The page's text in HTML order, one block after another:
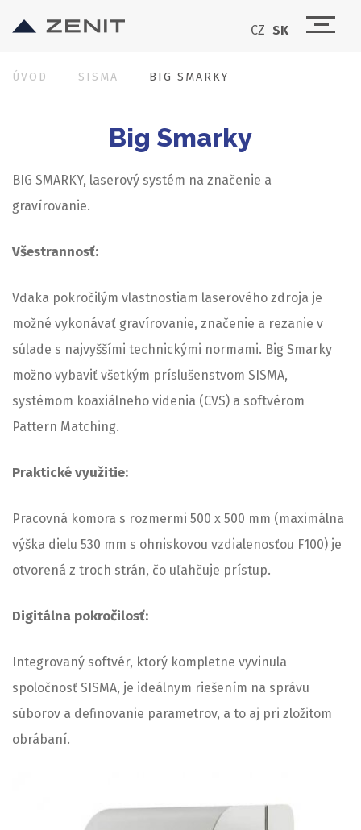
CZ SK
ÚVOD SISMA BIG SMARKY
Big Smarky
BIG SMARKY, laserový systém na značenie a
gravírovanie.
Všestrannosť:
Vďaka pokročilým vlastnostiam laserového zdroja je
možné vykonávať gravírovanie, značenie a rezanie v
súlade s najvyššími technickými normami. Big Smarky
možno vybaviť všetkým príslušenstvom SISMA,
systémom koaxiálneho videnia (CVS) a softvérom
Pattern Matching.
Praktické využitie:
Pracovná komora s rozmermi 500 x 500 mm (maximálna
výška dielu 530 mm s ohniskovou vzdialenosťou F100) je
otvorená z troch strán, čo uľahčuje prístup.
Digitálna pokročilosť:
Integrovaný softvér, ktorý kompletne vyvinula
spoločnosť SISMA, je ideálnym riešením na správu
súborov a definovanie parametrov, a to aj pri zložitom
obrábaní.